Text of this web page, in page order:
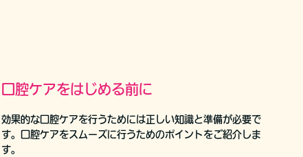
口腔ケアをはじめる前に
効果的な口腔ケアを行うためには正しい知識と準備が必要で
す。口腔ケアをスムーズに行うためのポイントをご紹介しま
す。